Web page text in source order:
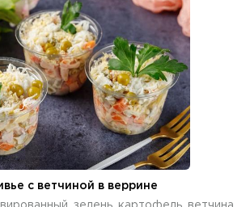
с ветчиной в веррине